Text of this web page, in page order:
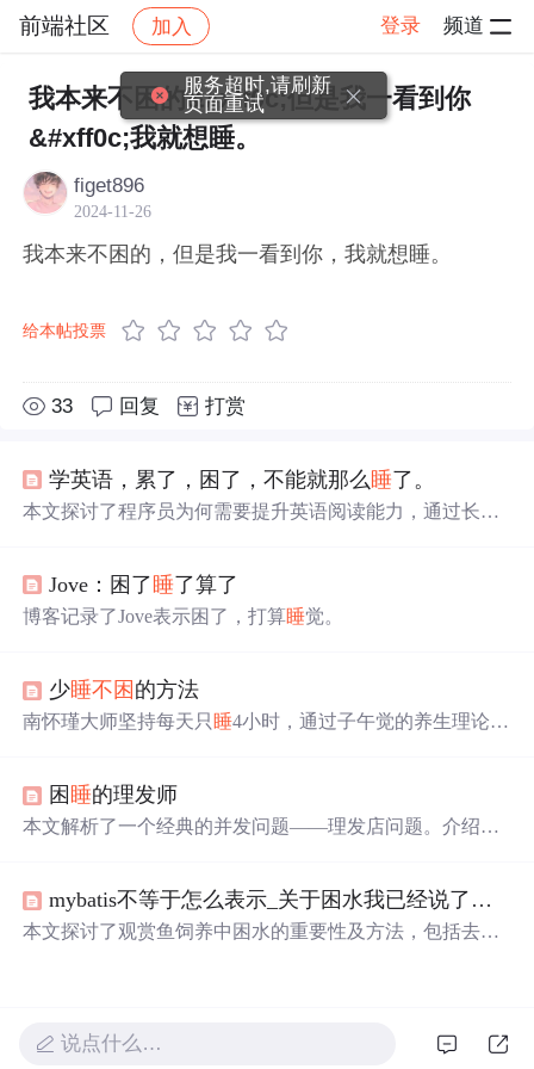
前端社区 加入 登录 频道
社区 前端社区 感慨 帖子详情
我本来不困的&#xff0c;但是我一看到你
&#xff0c;我就想睡。
figet896
2024-11-26
我本来不困的，但是我一看到你，我就想睡。
给本帖投票
33 回复 打赏
学英语，累了，困了，不能就那么睡了。
本文探讨了程序员为何需要提升英语阅读能力，通过长
使初期进展缓慢，坚持阅读将显著提升阅读能力。
Jove：困了睡了算了
博客记录了Jove表示困了，打算睡觉。
少睡不困 的方法
南怀瑾大师坚持每天只 睡4小时，通过子午觉的养生理论，
科学睡眠对健康的重要作用。
困 睡的理发师
本文解析了一个经典的并发问题——理发店问题。介绍了
过信号量和互斥机制解决顾客等待和理发师服务的问题。
mybatis不等于怎么表示_关于困水我已经说了很多次了，净水不等于困水，怎么就不明白呢？...
本文探讨了观赏鱼饲养中困水的重要性及方法，包括去除
说点什么…
服务超时,请刷新
页面重试